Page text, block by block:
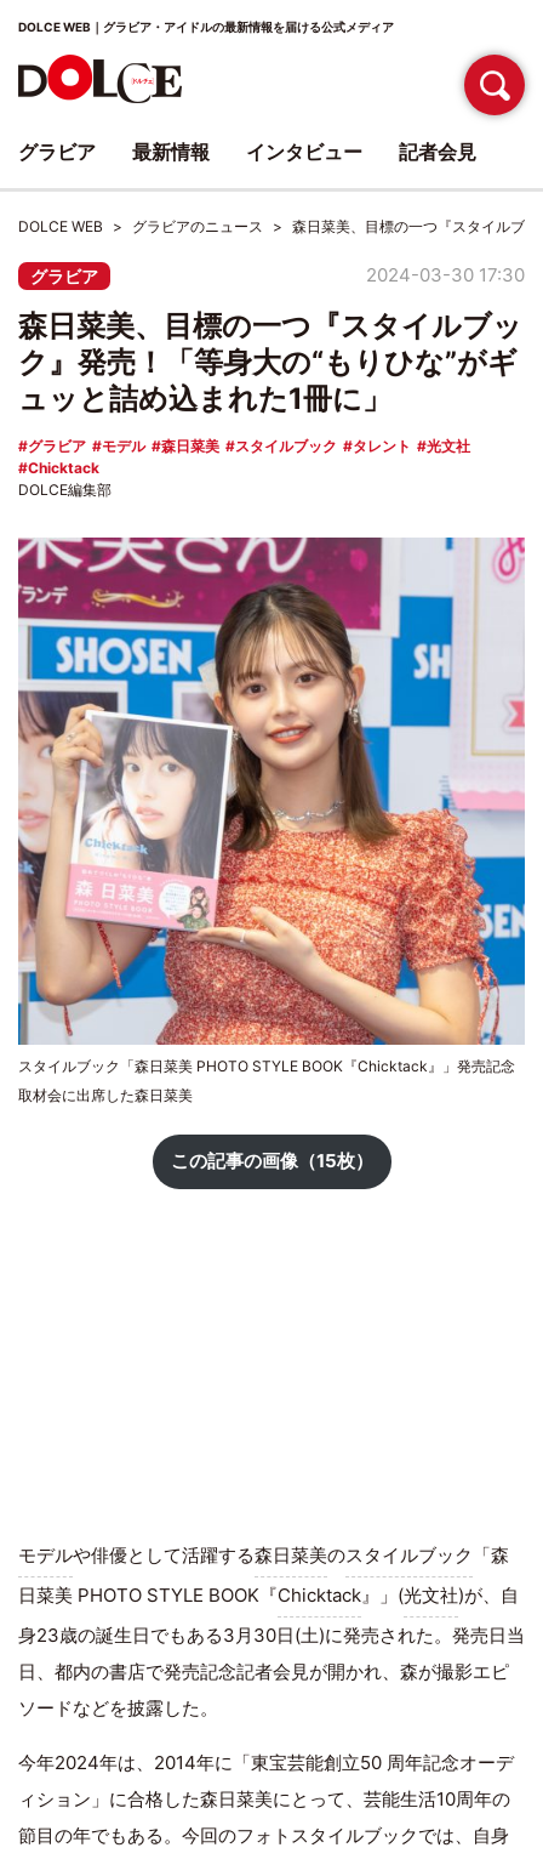
DOLCE WEB｜グラビア・アイドルの最新情報を届ける公式メディア
DOLCE WEB グラビアのニュース 森日菜美、目標の一つ『スタイルブ
グラビア 2024-03-30 17:30
森日菜美、目標の一つ『スタイルブッ
ク』発売！「等身大の“もりひな”がギ
ュッと詰め込まれた1冊に」
グラビア モデル 森日菜美 スタイルブック タレント
光文社
Chicktack
DOLCE編集部
スタイルブック「森日菜美 PHOTO STYLE BOOK『Chicktack』」発売記念
取材会に出席した森日菜美
この記事の画像（15枚）
モデルや俳優として活躍する森日菜美のスタイルブック 「森
日菜美 PHOTO STYLE BOOK『Chicktack』」(光文社)が、自
身23歳の誕生日でもある3月30日(土)に発売された。発売日当
日、都内の書店で発売記念記者会見が開かれ、森が撮影エピ
ソードなどを披露した。
今年2024年は、2014年に「東宝芸能創立50 周年記念オーデ
ィション」に合格した森日菜美にとって、芸能生活10周年の
節目の年でもある。今回のフォトスタイルブックでは、自身
グラビア 最新情報 インタビュー 記者会見